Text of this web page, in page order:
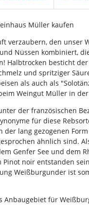
Müller kaufen
verzaubern, den unser
Nüssen kombiniert,
Halbtrocken besticht
und spritziger
als auch als
Weingut Müller in
der französischen
für diese
lang gezogenen
ähnlich sind.
Genfer See und dem
noir entstanden
Weißburgunder ist
Anbaugebiet für